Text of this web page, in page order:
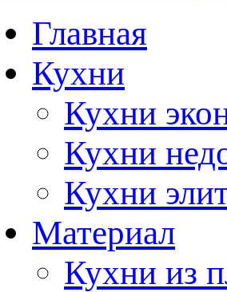
Главная
Кухни
Кухни
Кухни
Кухни
Материал
Кухни из